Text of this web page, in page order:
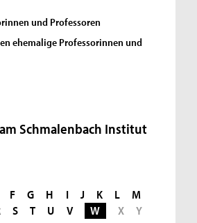
und Professoren
ehemalige Professorinnen und
Schmalenbach Institut
F G H I J K L
M
S T U V W X
Y